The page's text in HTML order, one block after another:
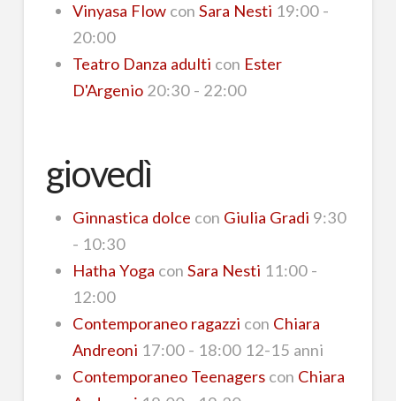
Vinyasa Flowcon Sara Nesti 19:00 -
20:00
Teatro Danza adulti con Ester
D'Argenio20:30 - 22:00
giovedì
Ginnastica dolce con Giulia Gradi 9:30
- 10:30
Hatha Yoga con Sara Nesti 11:00 -
12:00
Contemporaneo ragazzi con Chiara
Andreoni 17:00 - 18:00 12-15 anni
Contemporaneo Teenagerscon Chiara